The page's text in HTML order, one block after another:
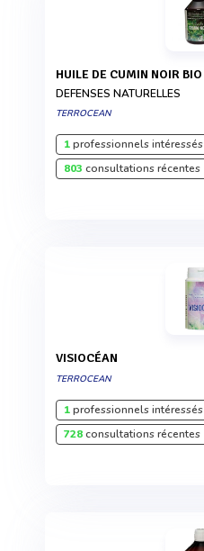
HUILE DE CUMIN NOIR BIO
DEFENSES NATURELLES
TERROCEAN
1professionnels intéressés
803 consultations récentes
VISIOCÉAN
TERROCEAN
1professionnels intéressés
728consultations récentes